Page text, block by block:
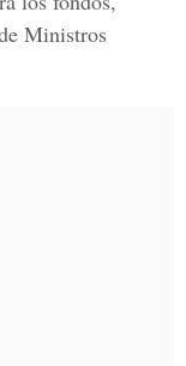
Ministros